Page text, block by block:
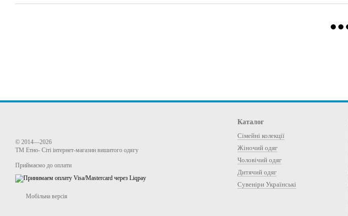
© 2014—2026
ТМ Етно- Сіті інтернет-магазин вишитого одягу
Приймаємо до оплати
Мобільна версія
Каталог
Сімейні колекції
Жіночий одяг
Чоловічий одяг
Дитячий одяг
Сувеніри Українські